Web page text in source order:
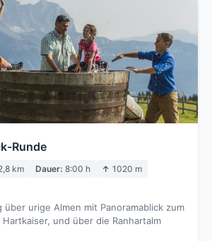
Runde
km Dauer: 8:00 h ↑ 1020 m
über urige Almen mit Panoramablick zum
und über die Ranhartalm